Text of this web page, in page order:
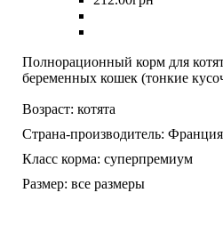
Полнорационный корм для
беременных кошек (тонкие
Возраст: котята
Страна-производитель: Франция
Класс корма: суперпремиум
Размер: все размеры